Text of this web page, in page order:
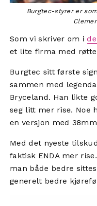
Burgtec-styrer er
Som vi skriver om i
et lite firma med
Burgtec sitt første
sammen med
Bryceland. Han likte
seg litt mer rise. Noe
en versjon med
Med det nyeste
faktisk ENDA mer
man både bedre
generelt bedre